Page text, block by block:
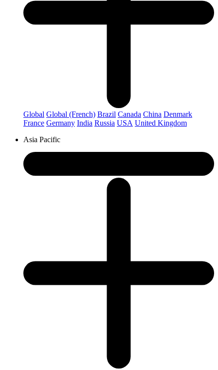
Global Global (French) Brazil Canada China Denmark
France Germany India Russia USA United Kingdom
Asia Pacific